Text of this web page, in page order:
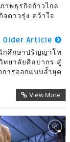
าพธุรกิจก้าวไกล
จดาวรุ่ง คว้าใจ
Older Article
กศึกษาปริญญาโท
ยาลัยศิลปากร สู่
ารออกแบบล้ำยุค
View More